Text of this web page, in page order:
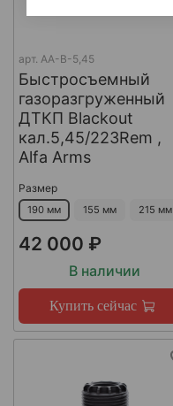
арт. AA-B-5,45
Быстросъемный
газоразгруженный
ДТКП Blackout
кал.5,45/223Rem ,
Alfa Arms
Размер
190 мм 155 мм 215 мм
42 000 ₽
В наличии
Купить сейчас